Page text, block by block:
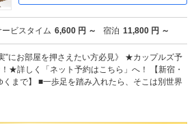
ービスタイム 6,600 円 ～ 宿泊 11,800 円 ～
実”にお部屋を押さえたい方必見》 ★カップルズ予
★詳しく「ネット予約はこちら」へ！ 【新宿・
まで】 ■一歩足を踏み入れたら、そこは別世界